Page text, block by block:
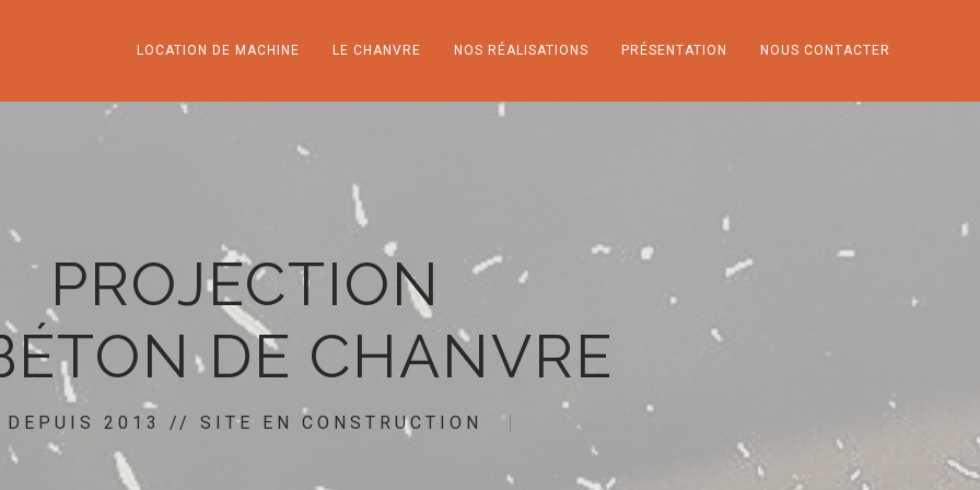
LOCATION DE MACHINE LE CHANVRE NOS RÉALISATIONS PRÉSENTATION NOUS CONTACTER
PROJECTION
DE CHANVRE
DEPUIS 2013 // SITE EN CONSTRUCTION